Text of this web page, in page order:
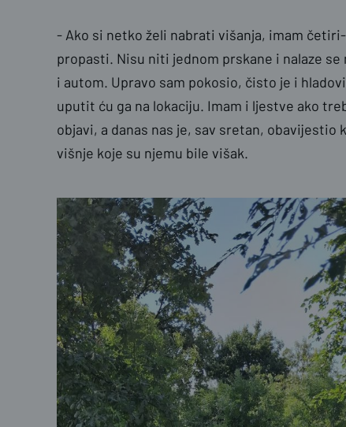
- Ako si netko želi nabrati višanja, imam
propasti. Nisu niti jednom prskane i nalaze
i autom. Upravo sam pokosio, čisto je i
uputit ću ga na lokaciju. Imam i ljestve ako
objavi, a danas nas je, sav sretan,
višnje koje su njemu bile višak.